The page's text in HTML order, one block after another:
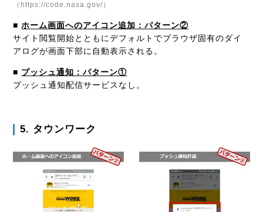
（https://code.nasa.gov/）
■ ホーム画面へのアイコン追加：パターン②
サイト閲覧開始とともにデフォルトでブラウザ固有のダイ
アログが画面下部に自動表示される。
■ プッシュ通知：パターン①
プッシュ通知配信サービスなし。
5. タウンワーク